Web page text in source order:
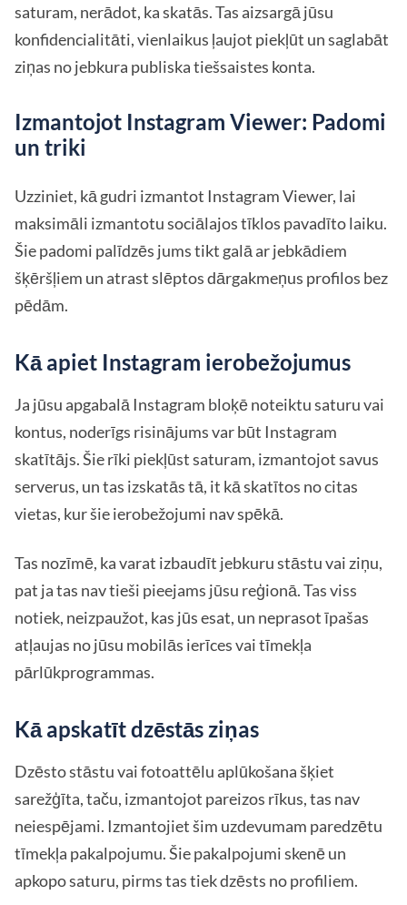
saturam, nerādot, ka skatās. Tas aizsargā jūsu
konfidencialitāti, vienlaikus ļaujot piekļūt un saglabāt
ziņas no jebkura publiska tiešsaistes konta.
Izmantojot Instagram Viewer: Padomi
un triki
Uzziniet, kā gudri izmantot Instagram Viewer, lai
maksimāli izmantotu sociālajos tīklos pavadīto laiku.
Šie padomi palīdzēs jums tikt galā ar jebkādiem
šķēršļiem un atrast slēptos dārgakmeņus profilos bez
pēdām.
Kā apiet Instagram ierobežojumus
Ja jūsu apgabalā Instagram bloķē noteiktu saturu vai
kontus, noderīgs risinājums var būt Instagram
skatītājs. Šie rīki piekļūst saturam, izmantojot savus
serverus, un tas izskatās tā, it kā skatītos no citas
vietas, kur šie ierobežojumi nav spēkā.
Tas nozīmē, ka varat izbaudīt jebkuru stāstu vai ziņu,
pat ja tas nav tieši pieejams jūsu reģionā. Tas viss
notiek, neizpaužot, kas jūs esat, un neprasot īpašas
atļaujas no jūsu mobilās ierīces vai tīmekļa
pārlūkprogrammas.
Kā apskatīt dzēstās ziņas
Dzēsto stāstu vai fotoattēlu aplūkošana šķiet
sarežģīta, taču, izmantojot pareizos rīkus, tas nav
neiespējami. Izmantojiet šim uzdevumam paredzētu
tīmekļa pakalpojumu. Šie pakalpojumi skenē un
apkopo saturu, pirms tas tiek dzēsts no profiliem.